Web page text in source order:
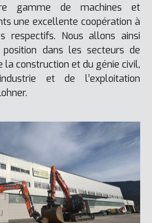
gamme de machines et
une excellente coopération à
respectifs. Nous allons ainsi
dans les secteurs de
la construction et du génie civil,
et de l’exploitation